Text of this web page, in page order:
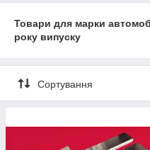
Товари для марки
року випуску
Сортування